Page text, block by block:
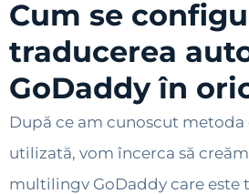
Cum se
traducerea
GoDaddy în
După ce am cunoscut
utilizată, vom încerca să
multilingv GoDaddy care este